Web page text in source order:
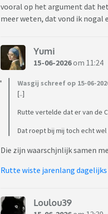
vooral op het argument dat
meer weten, dat vond ik
Yumi
15-06-2026om 11:24
Wasgij schreef op 15-06-
[..]
Rutte vertelde dat er van de
Dat roept bij mij toch echt
Die zijn waarschjnlijk samen
Rutte wiste jarenlang
Loulou39